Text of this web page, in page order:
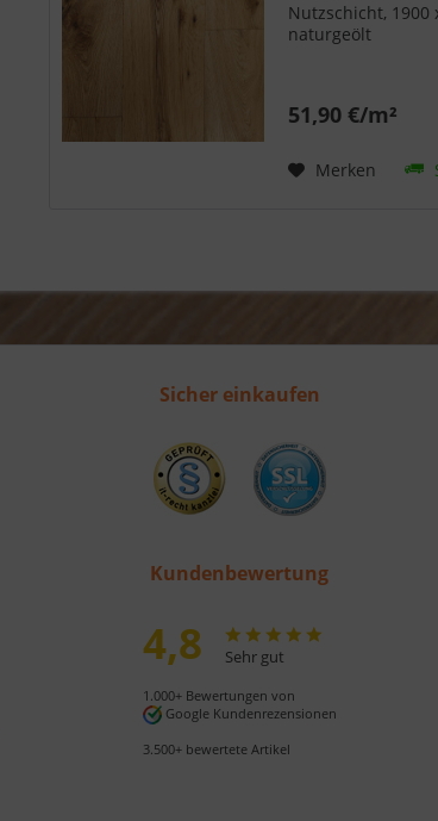
Nutzschicht, 1900
naturgeölt
51,90 €/m²
Merken
Sicher einkaufen
Kundenbewertung
4,8 Sehr gut
1.000+ Bewertungen von
Google Kundenrezensionen
3.500+ bewertete Artikel